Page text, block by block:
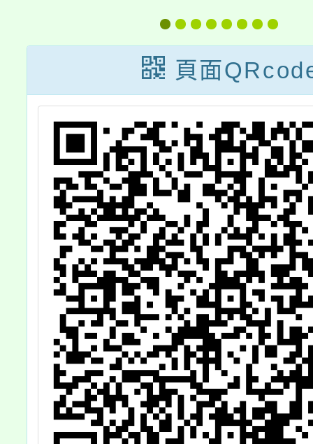
民參與-提升公共
自行車騎乘安全
工作坊」，協請
貴校公告相關相
關資訊，並張貼
海報於電子看板
或布告欄以供民
眾知悉
112年
犯罪
創意
動辦
表、
頁面